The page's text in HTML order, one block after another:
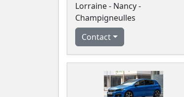
Lorraine - Nancy -
Champigneulles
Contact